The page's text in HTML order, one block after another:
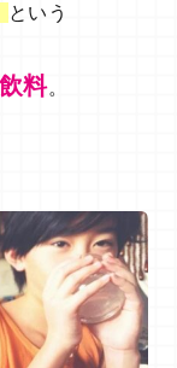
という
料。